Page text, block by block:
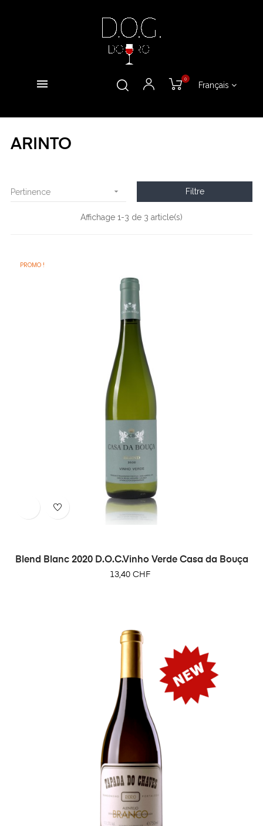
Français
0
ARINTO
Pertinence  Filtre
Affichage 1-3 de 3 article(s)
PROMO !
Blend Blanc 2020 D.O.C.Vinho Verde Casa da Bouça
Prix
13,40 CHF